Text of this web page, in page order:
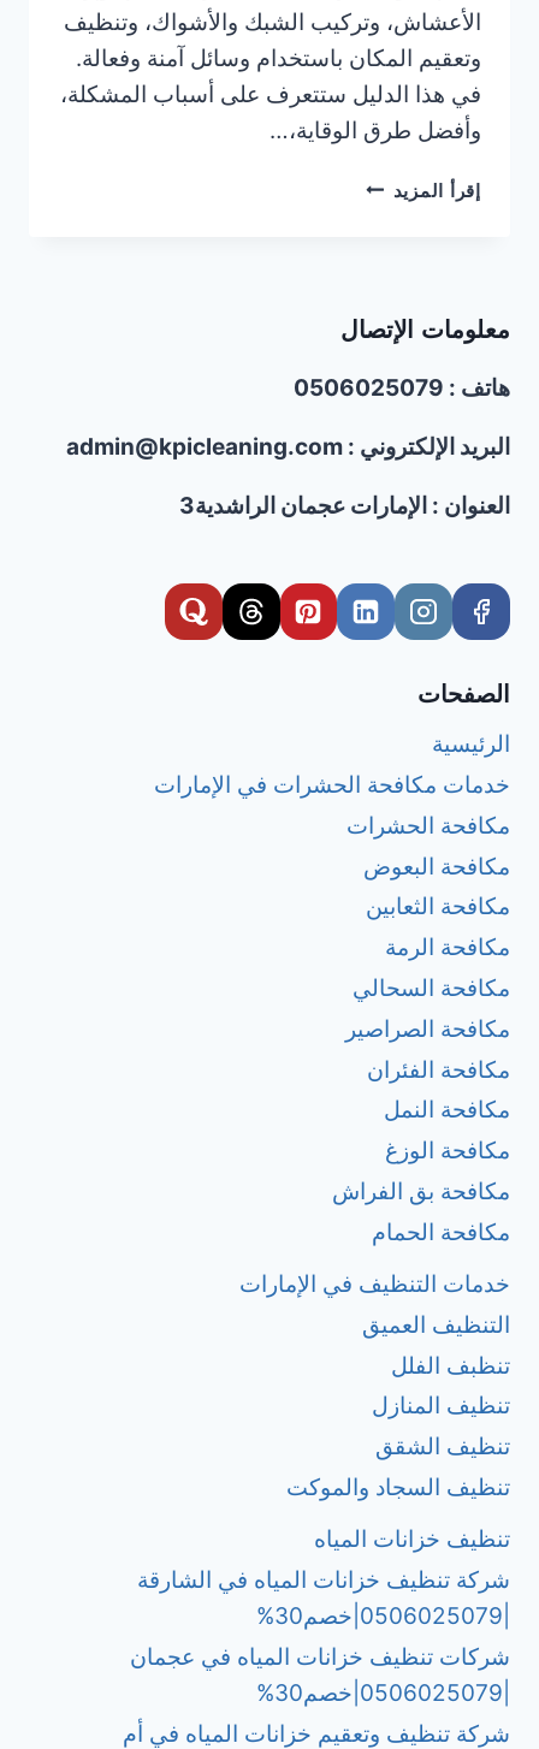
الأعشاش، وتركيب الشبك والأشواك، وتنظيف
وتعقيم المكان باستخدام وسائل آمنة وفعالة.
في هذا الدليل ستتعرف على أسباب المشكلة،
وأفضل طرق الوقاية،…
إقرأ المزيد شركة
تركيب
واشواك
معلومات الإتصال
هاتف : 0506025079
البريد الإلكتروني : admin@kpicleaning.com
العنوان : الإمارات عجمان الراشدية3
الصفحات
الرئيسية
خدمات مكافحة الحشرات في الإمارات
مكافحة الحشرات
مكافحة البعوض
مكافحة الثعابين
مكافحة الرمة
مكافحة السحالي
مكافحة الصراصير
مكافحة الفئران
مكافحة النمل
مكافحة الوزغ
مكافحة بق الفراش
مكافحة الحمام
خدمات التنظيف في الإمارات
التنظيف العميق
تنظبف الفلل
تنظيف المنازل
تنظيف الشقق
تنظيف السجاد والموكت
تنظيف خزانات المياه
شركة تنظيف خزانات المياه في الشارقة
شركات تنظيف خزانات المياه في عجمان
شركة تنظيف وتعقيم خزانات المياه في أم